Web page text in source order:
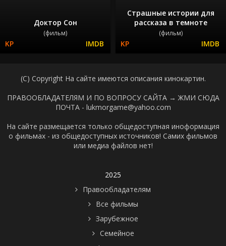
Доктор Сон
(фильм)
Страшные истории для
рассказа в темноте
(фильм)
(C) Copyright На сайте имеются описания кинокартин.
ПРАВООБЛАДАТЕЛЯМ И ПО ВОПРОСУ САЙТА → ЖМИ СЮДА
ПОЧТА - lukmorgame@yahoo.com
На сайте размещается только общедоступная иноформация
о фильмах - из общедоступных источников! Самих фильмов
или медиа файлов нет!
2025
Правообладателям
Все фильмы
Зарубежное
Семейное